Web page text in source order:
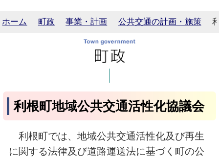
ホーム 町政 事業・計画 公共交通の計画・施策
利根町地域公共交通活性化協議会
利根町では、地域公共交通活性化及び再生
に関する法律及び道路運送法に基づく町の公